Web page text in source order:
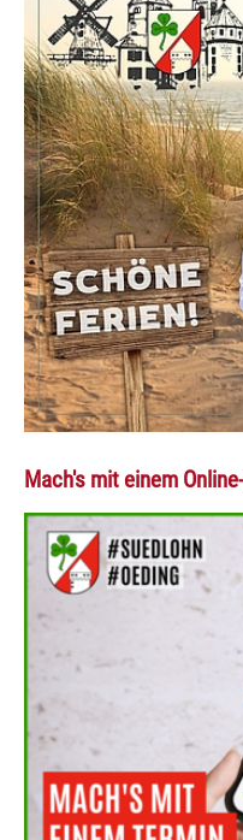
Mach's mit einem